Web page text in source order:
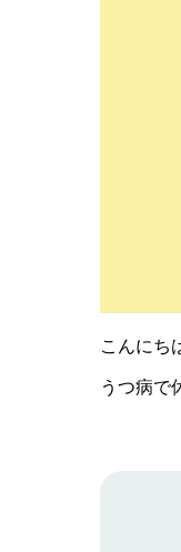
こんにち
うつ病で